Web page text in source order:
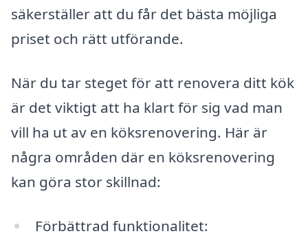
säkerställer att du får det bästa möjliga
priset och rätt utförande.
När du tar steget för att renovera ditt kök
är det viktigt att ha klart för sig vad man
vill ha ut av en köksrenovering. Här är
några områden där en köksrenovering
kan göra stor skillnad:
Förbättrad funktionalitet: